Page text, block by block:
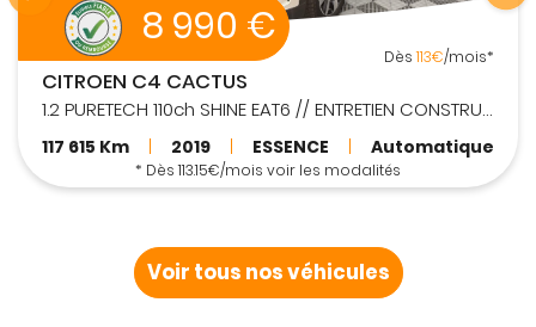
6 490 €
Dès82€/mois*
PEUGEOT 208
1.2 PURETECH 82CH BVM5 STYLE 4.0 CV
83 000 Km 2016 | ESSENCE | Manuelle
* Dès 81.67€/mois voir les modalités
Voir tous nos véhicules